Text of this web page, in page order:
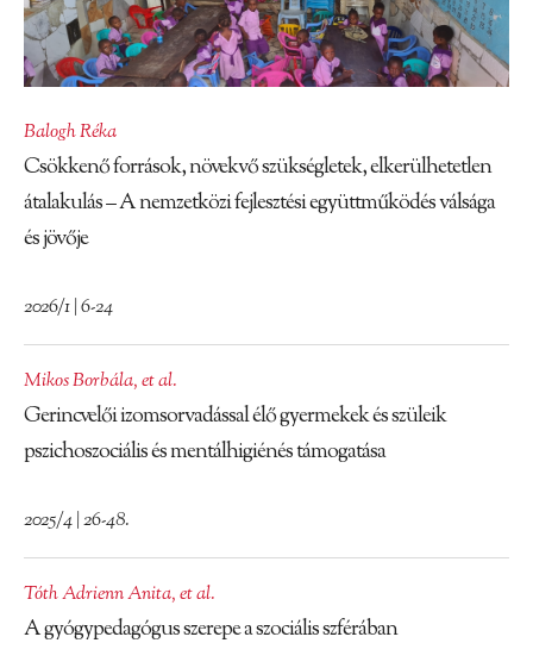
Balogh Réka
Csökkenő források, növekvő szükségletek, elkerülhetetlen
átalakulás – A nemzetközi fejlesztési együttműködés válsága
és jövője
2026/1 | 6-24
Mikos Borbála,et al.
Gerincvelői izomsorvadással élő gyermekek és szüleik
pszichoszociális és mentálhigiénés támogatása
2025/4 | 26-48.
Tóth Adrienn Anita,et al.
A gyógypedagógus szerepe a szociális szférában